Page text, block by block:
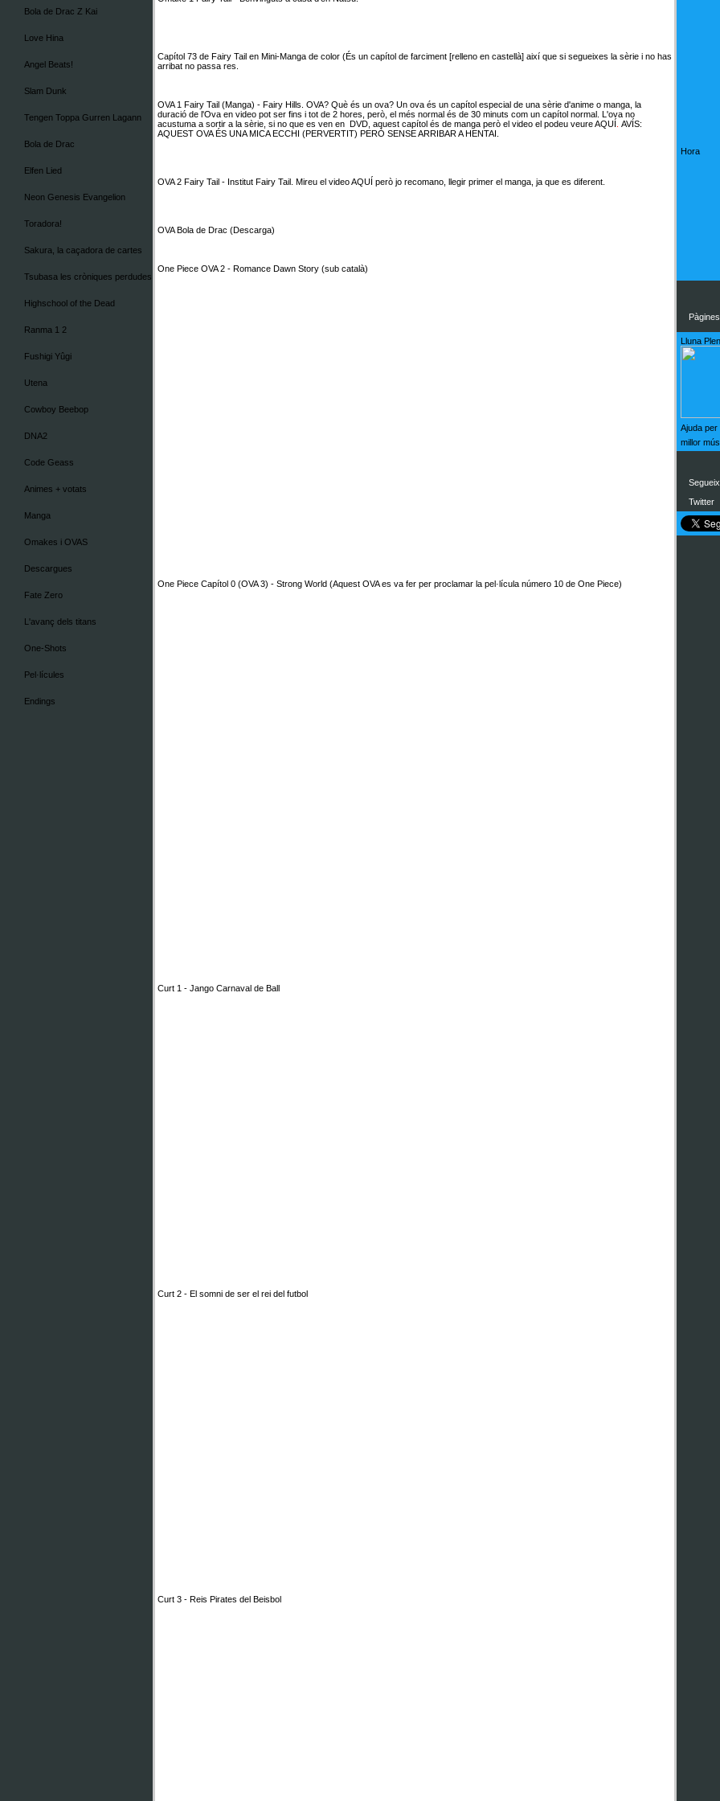
Bola de Drac Z Kai
Love Hina
Angel Beats!
Slam Dunk
Tengen Toppa Gurren Lagann
Bola de Drac
Elfen Lied
Neon Genesis Evangelion
Toradora!
Sakura, la caçadora de cartes
Tsubasa les cròniques perdudes
Highschool of the Dead
Ranma 1 2
Fushigi Yûgi
Utena
Cowboy Beebop
DNA2
Code Geass
Animes + votats
Manga
Omakes i OVAS
Descargues
Fate Zero
L'avanç dels titans
One-Shots
Pel·lícules
Endings
Capítol 73 de Fairy Tail en Mini-Manga de color (És un capítol de farciment [relleno en castellà] així que si segueixes la sèrie i no has
arribat no passa res.
OVA 1 Fairy Tail (Manga) - Fairy Hills. OVA? Què és un ova? Un ova és un capítol especial de una sèrie d'anime o manga, la
duració de l'Ova en video pot ser fins i tot de 2 hores, però, el més normal és de 30 minuts com un capítol normal. L'ova no
acustuma a sortir a la sèrie, si no que es ven en DVD, aquest capítol és de manga però el video el podeu veureAQUÍ AVÍS:
AQUEST OVA ÉS UNA MICA ECCHI (PERVERTIT) PERÒ SENSE ARRIBAR A HENTAI.
OVA 2 Fairy Tail - Institut Fairy Tail. Mireu el videoAQUÍ però jo recomano, llegir primer el manga, ja que es diferent.
OVA Bola de Drac (Descarga)
One Piece OVA 2 - Romance Dawn Story (sub català)
One Piece Capítol 0 (OVA 3) - Strong World (Aquest OVA es va fer per proclamar la pel·lícula número 10 de One Piece)
Curt 1 - Jango Carnaval de Ball
Curt 2 - El somni de ser el rei del futbol
Curt 3 - Reis Pirates del Beisbol
Hora
Lluna
Ajuda per
millor
Twitter